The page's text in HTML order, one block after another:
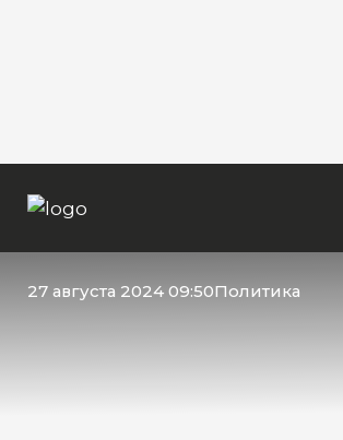
27 августа 2024 09:50Политика